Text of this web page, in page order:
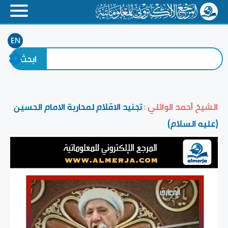
EN
الشيخ أحمد الوائلي :تجنيد الاقلام لمحاربة الامام الحسين
(عليه السلام)